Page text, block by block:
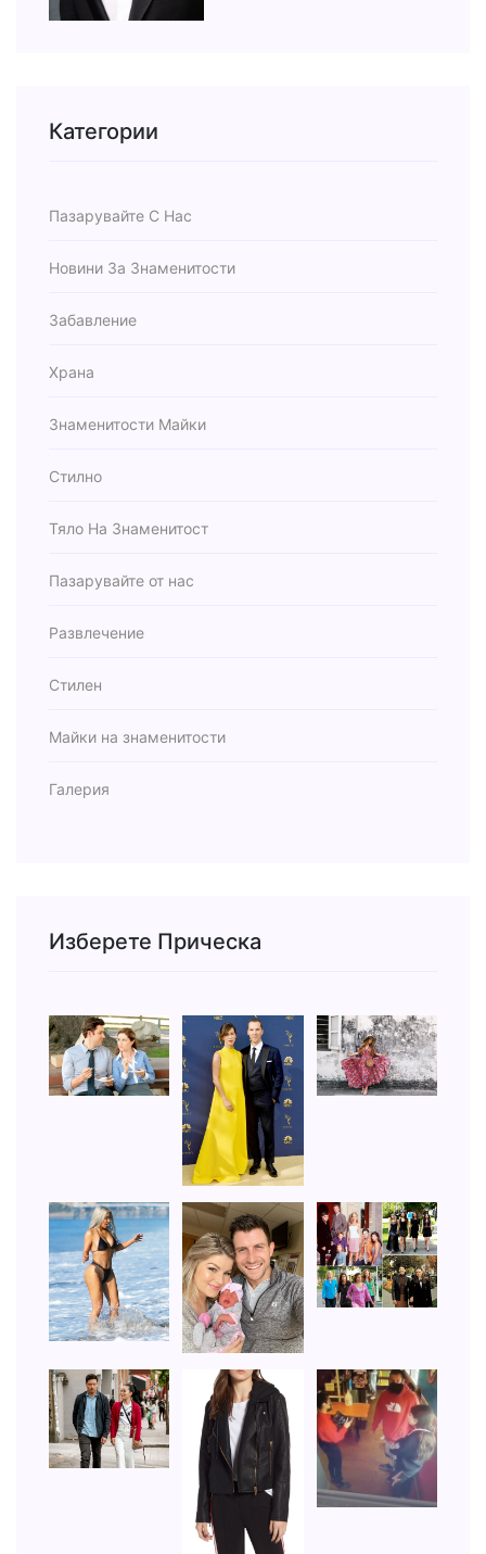
Категории
Пазарувайте С Нас
Новини За Знаменитости
Забавление
Храна
Знаменитости Майки
Стилно
Тяло На Знаменитост
Пазарувайте от нас
Развлечение
Стилен
Майки на знаменитости
Галерия
Изберете Прическа